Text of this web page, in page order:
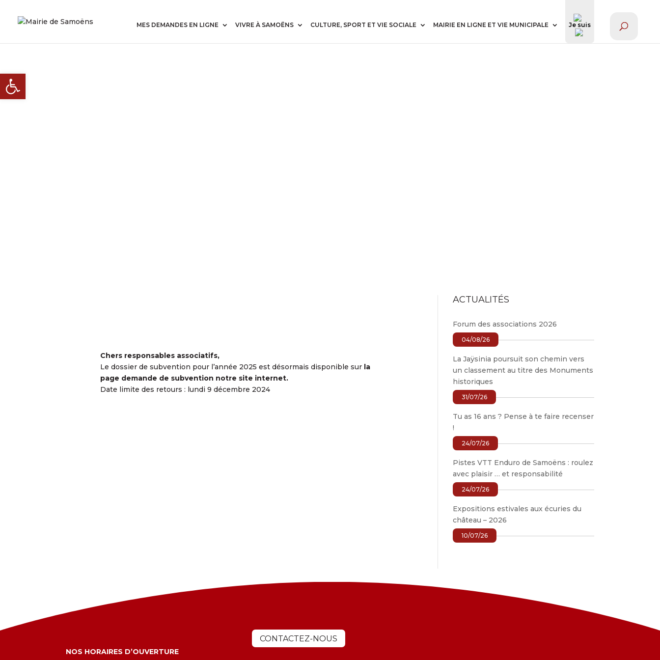
MES DEMANDES EN LIGNE VIVRE À SAMOËNS CULTURE, SPORT ET VIE SOCIALE MAIRIE EN LIGNE ET VIE MUNICIPALE Je suis
Chers responsables associatifs,
Le dossier de subvention pour l’année 2025 est désormais disponible sur la
page demande de subvention notre site internet.
Date limite des retours : lundi 9 décembre 2024
ACTUALITÉS
Forum des associations 2026
04/08/26
La Jaÿsinia poursuit son chemin vers
un classement au titre des Monuments
historiques
31/07/26
Tu as 16 ans ? Pense à te faire recenser
!
24/07/26
Pistes VTT Enduro de Samoëns : roulez
avec plaisir … et responsabilité
24/07/26
Expositions estivales aux écuries du
château – 2026
10/07/26
NOS HORAIRES D’OUVERTURE
CONTACTEZ-NOUS
Ouvrir la barre d’outils